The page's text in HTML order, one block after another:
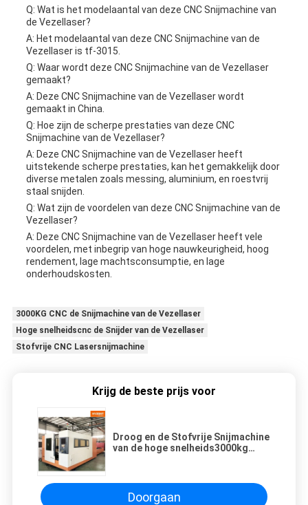
Q: Wat is het modelaantal van deze CNC Snijmachine van
de Vezellaser?
A: Het modelaantal van deze CNC Snijmachine van de
Vezellaser is tf-3015.
Q: Waar wordt deze CNC Snijmachine van de Vezellaser
gemaakt?
A: Deze CNC Snijmachine van de Vezellaser wordt
gemaakt in China.
Q: Hoe zijn de scherpe prestaties van deze CNC
Snijmachine van de Vezellaser?
A: Deze CNC Snijmachine van de Vezellaser heeft
uitstekende scherpe prestaties, kan het gemakkelijk door
diverse metalen zoals messing, aluminium, en roestvrij
staal snijden.
Q: Wat zijn de voordelen van deze CNC Snijmachine van de
Vezellaser?
A: Deze CNC Snijmachine van de Vezellaser heeft vele
voordelen, met inbegrip van hoge nauwkeurigheid, hoog
rendement, lage machtsconsumptie, en lage
onderhoudskosten.
3000KG CNC de Snijmachine van de Vezellaser
Hoge snelheidscnc de Snijder van de Vezellaser
Stofvrije CNC Lasersnijmachine
Krijg de beste prijs voor
Droog en de Stofvrije Snijmachine
van de hoge snelheids3000kg
Doorgaan